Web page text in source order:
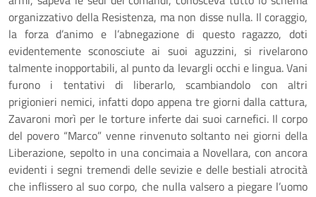
organizzativo della Resistenza, ma non disse nulla. Il coraggio,
la forza d’animo e l’abnegazione di questo ragazzo, doti
evidentemente sconosciute ai suoi aguzzini, si rivelarono
talmente inopportabili, al punto da levargli occhi e lingua. Vani
furono i tentativi di liberarlo, scambiandolo con altri
prigionieri nemici, infatti dopo appena tre giorni dalla cattura,
Zavaroni morì per le torture inferte dai suoi carnefici. Il corpo
del povero “Marco” venne rinvenuto soltanto nei giorni della
Liberazione, sepolto in una concimaia a Novellara, con ancora
evidenti i segni tremendi delle sevizie e delle bestiali atrocità
che inflissero al suo corpo, che nulla valsero a piegare l’uomo